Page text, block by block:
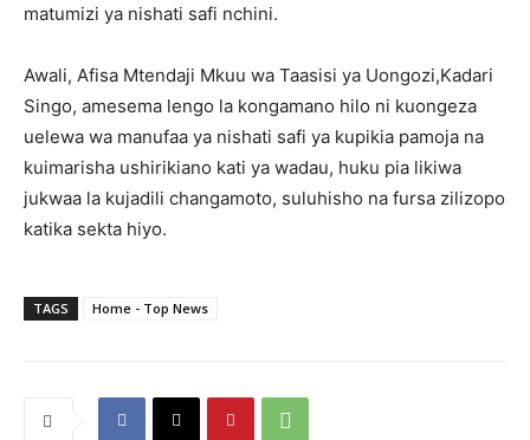
matumizi ya nishati safi nchini.
Awali, Afisa Mtendaji Mkuu wa Taasisi ya Uongozi,Kadari
Singo, amesema lengo la kongamano hilo ni kuongeza
uelewa wa manufaa ya nishati safi ya kupikia pamoja na
kuimarisha ushirikiano kati ya wadau, huku pia likiwa
jukwaa la kujadili changamoto, suluhisho na fursa zilizopo
katika sekta hiyo.
TAGS Home - Top News